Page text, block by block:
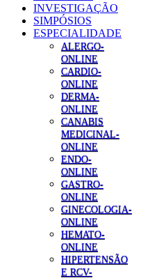
INVESTIGAÇÃO
SIMPÓSIOS
ESPECIALIDADE
ALERGO-
ONLINE
CARDIO-
ONLINE
DERMA-
ONLINE
CANABIS
MEDICINAL-
ONLINE
ENDO-
ONLINE
GASTRO-
ONLINE
GINECOLOGIA-
ONLINE
HEMATO-
ONLINE
HIPERTENSÃO
E RCV-